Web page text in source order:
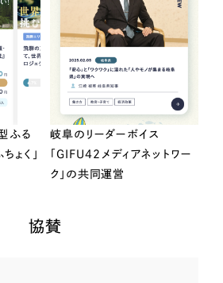
ふる
ょく」
岐阜のリーダーボイス
「GIFU42メディアネットワー
ク」の共同運営
協賛